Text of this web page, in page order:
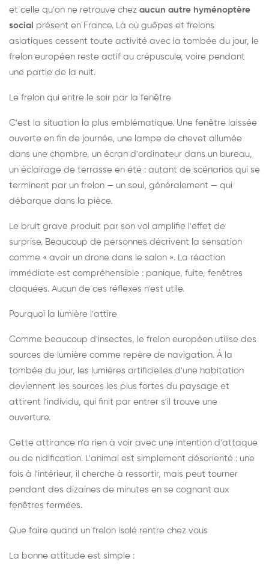
et celle qu'on ne retrouve chez aucun autre hyménoptère
social présent en France. Là où guêpes et frelons
asiatiques cessent toute activité avec la tombée du jour, le
frelon européen reste actif au crépuscule, voire pendant
une partie de la nuit.
Le frelon qui entre le soir par la fenêtre
C'est la situation la plus emblématique. Une fenêtre laissée
ouverte en fin de journée, une lampe de chevet allumée
dans une chambre, un écran d'ordinateur dans un bureau,
un éclairage de terrasse en été : autant de scénarios qui se
terminent par un frelon — un seul, généralement — qui
débarque dans la pièce.
Le bruit grave produit par son vol amplifie l'effet de
surprise. Beaucoup de personnes décrivent la sensation
comme « avoir un drone dans le salon ». La réaction
immédiate est compréhensible : panique, fuite, fenêtres
claquées. Aucun de ces réflexes n'est utile.
Pourquoi la lumière l'attire
Comme beaucoup d'insectes, le frelon européen utilise des
sources de lumière comme repère de navigation. À la
tombée du jour, les lumières artificielles d'une habitation
deviennent les sources les plus fortes du paysage et
attirent l'individu, qui finit par entrer s'il trouve une
ouverture.
Cette attirance n'a rien à voir avec une intention d'attaque
ou de nidification. L'animal est simplement désorienté : une
fois à l'intérieur, il cherche à ressortir, mais peut tourner
pendant des dizaines de minutes en se cognant aux
fenêtres fermées.
Que faire quand un frelon isolé rentre chez vous
La bonne attitude est simple :